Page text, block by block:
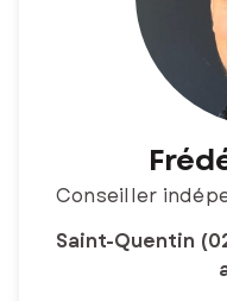
Conseiller
Saint-Quentin